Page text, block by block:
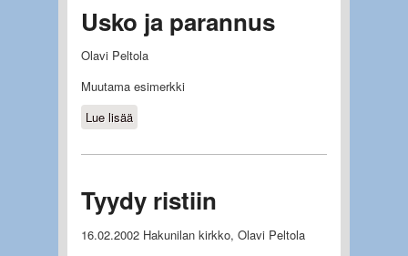
Usko ja parannus
Olavi Peltola
Muutama esimerkki
Lue lisääabout Usko ja parannus
Tyydy ristiin
16.02.2002 Hakunilan kirkko, Olavi Peltola